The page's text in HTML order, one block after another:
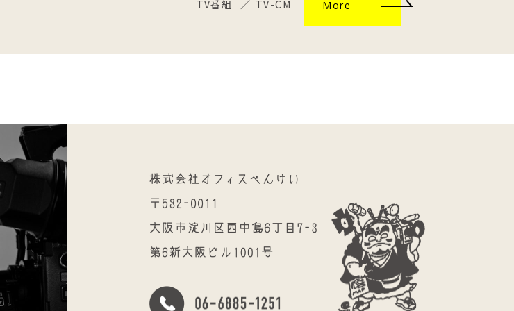
TV番組 TV-CM More